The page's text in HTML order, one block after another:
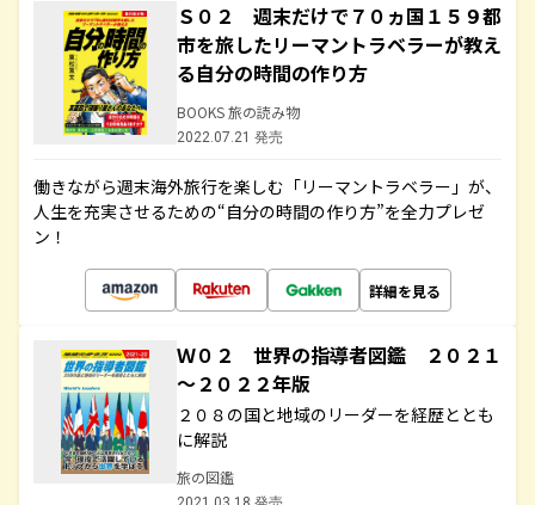
Ｓ０２ 週末だけで７０ヵ国１５９都
市を旅したリーマントラベラーが教え
る自分の時間の作り方
BOOKS 旅の読み物
2022.07.21 発売
働きながら週末海外旅行を楽しむ「リーマントラベラー」が、
人生を充実させるための“自分の時間の作り方”を全力プレゼ
ン！
詳細を見る
Ｗ０２ 世界の指導者図鑑 ２０２１
～２０２２年版
２０８の国と地域のリーダーを経歴ととも
に解説
旅の図鑑